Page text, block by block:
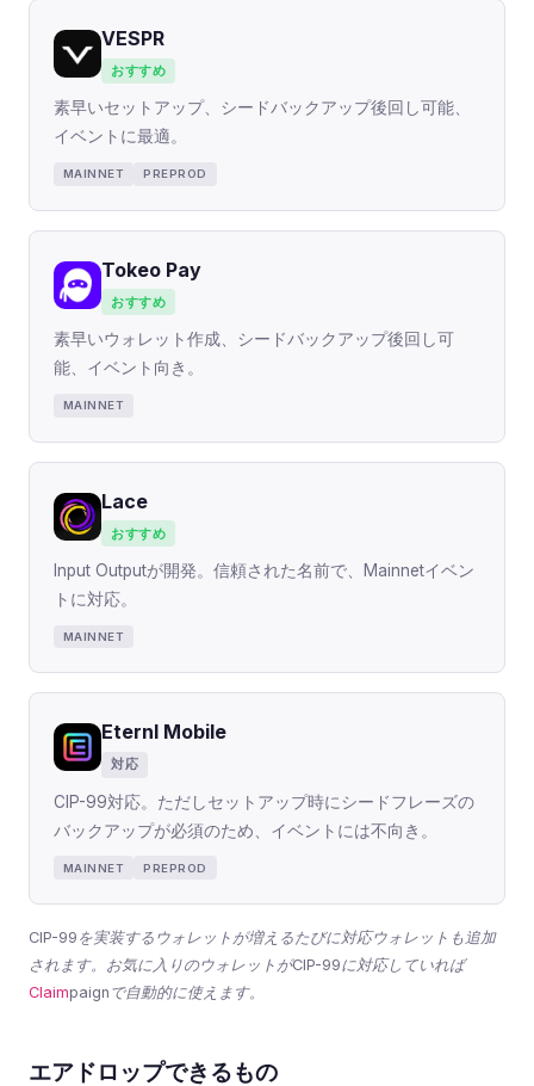
VESPR
おすすめ
素早いセットアップ、シードバックアップ後回し可能、
イベントに最適。
MAINNET PREPROD
Tokeo Pay
おすすめ
素早いウォレット作成、シードバックアップ後回し可
能、イベント向き。
MAINNET
Lace
おすすめ
Input Outputが開発。信頼された名前で、Mainnetイベン
トに対応。
MAINNET
Eternl Mobile
対応
CIP-99対応。ただしセットアップ時にシードフレーズの
バックアップが必須のため、イベントには不向き。
MAINNET PREPROD
CIP-99を実装するウォレットが増えるたびに対応ウォレットも追加
されます。お気に入りのウォレットがCIP-99に対応していれば
Claimpaign で自動的に使えます。
エアドロップできるもの